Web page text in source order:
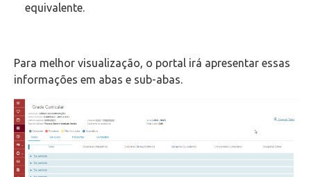
equivalente.
Para melhor visualização, o portal irá apresentar essas
informações em abas e sub-abas.